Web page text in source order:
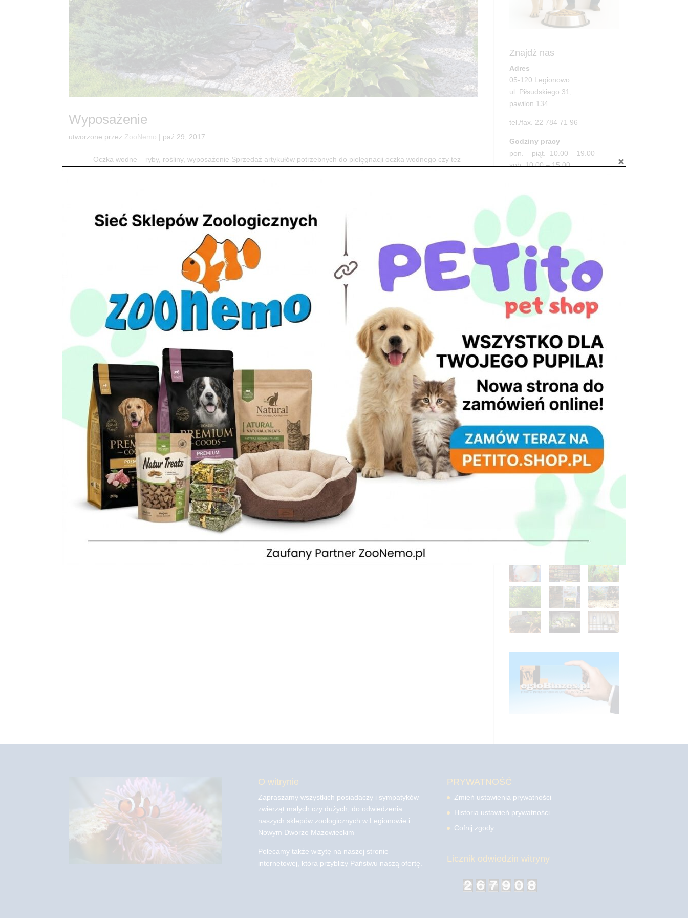
Wyposażenie
utworzone przez ZooNemo | paź 29, 2017
Oczka wodne – ryby, rośliny, wyposażenie Sprzedaż artykułów potrzebnych do pielęgnacji oczka wodnego czy też
Znajdź nas
Adres
05-120 Legionowo
ul. Piłsudskiego 31,
pawilon 134
tel./fax. 22 784 71 96
Godziny pracy
pon. – piąt. 10.00 – 19.00
sob. 10.00 – 15.00
Adres
05-100 Nowy Dwór Mazowiecki
ul. Leśna 2
tel. 503 900 215
Godziny pracy
pon. – piąt. 10.00 – 19.00
sob. 8.00 – 15.00
niedz. zamknięte
O witrynie
Zapraszamy wszystkich posiadaczy i sympatyków
zwierząt małych czy dużych, do odwiedzenia
naszych sklepów zoologicznych w Legionowie i
Nowym Dworze Mazowieckim
Polecamy także wizytę na naszej stronie
internetowej, która przybliży Państwu naszą ofertę.
PRYWATNOŚĆ
Zmień ustawienia prywatności
Historia ustawień prywatności
Cofnij zgody
Licznik odwiedzin witryny